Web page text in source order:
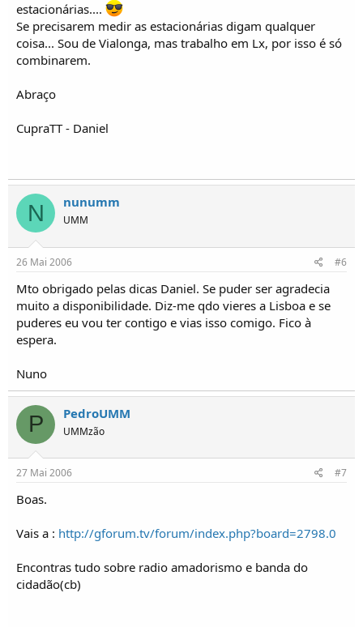
estacionárias....
Se precisarem medir as estacionárias digam qualquer
coisa... Sou de Vialonga, mas trabalho em Lx, por isso é só
combinarem.
Abraço
CupraTT - Daniel
N nunumm
UMM
26 Mai 2006 #6
Mto obrigado pelas dicas Daniel. Se puder ser agradecia
muito a disponibilidade. Diz-me qdo vieres a Lisboa e se
puderes eu vou ter contigo e vias isso comigo. Fico à
espera.
Nuno
P PedroUMM
UMMzão
27 Mai 2006 #7
Boas.
Vais a : http://gforum.tv/forum/index.php?board=2798.0
Encontras tudo sobre radio amadorismo e banda do
cidadão(cb)